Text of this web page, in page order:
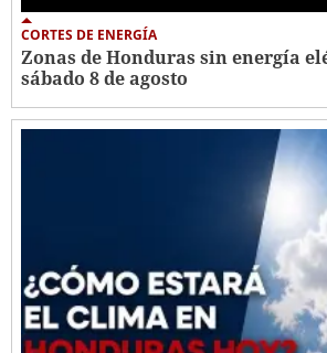
CORTES DE ENERGÍA
Zonas de Honduras sin energía
sábado 8 de agosto